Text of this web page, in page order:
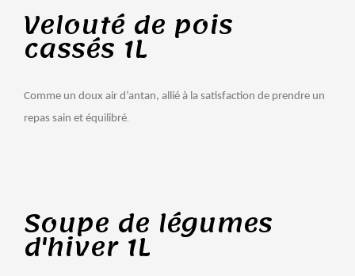
Velouté de pois
cassés 1L
Comme un doux air d’antan, allié à la satisfaction de prendre un
repas sain et équilibré.
Soupe de légumes
d'hiver 1L